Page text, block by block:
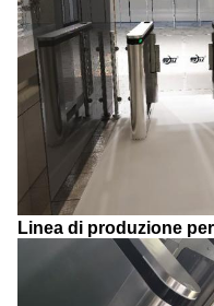
Linea di produzione